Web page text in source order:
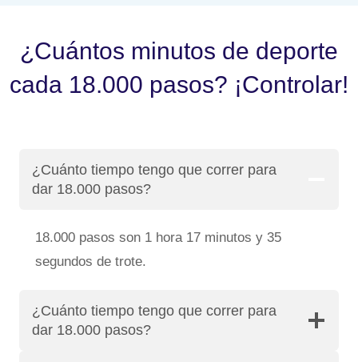
¿Cuántos minutos de deporte
cada 18.000 pasos? ¡Controlar!
¿Cuánto tiempo tengo que correr para
dar 18.000 pasos?
18.000 pasos son 1 hora 17 minutos y 35
segundos de trote.
¿Cuánto tiempo tengo que correr para
dar 18.000 pasos?